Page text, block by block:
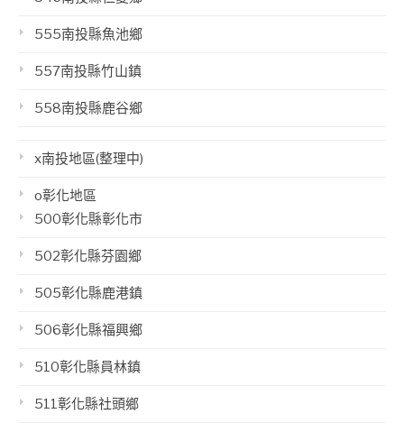
555南投縣魚池鄉
557南投縣竹山鎮
558南投縣鹿谷鄉
x南投地區(整理中)
o彰化地區
500彰化縣彰化市
502彰化縣芬園鄉
505彰化縣鹿港鎮
506彰化縣福興鄉
510彰化縣員林鎮
511彰化縣社頭鄉